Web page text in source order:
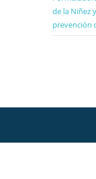
de la Niñez
prevención